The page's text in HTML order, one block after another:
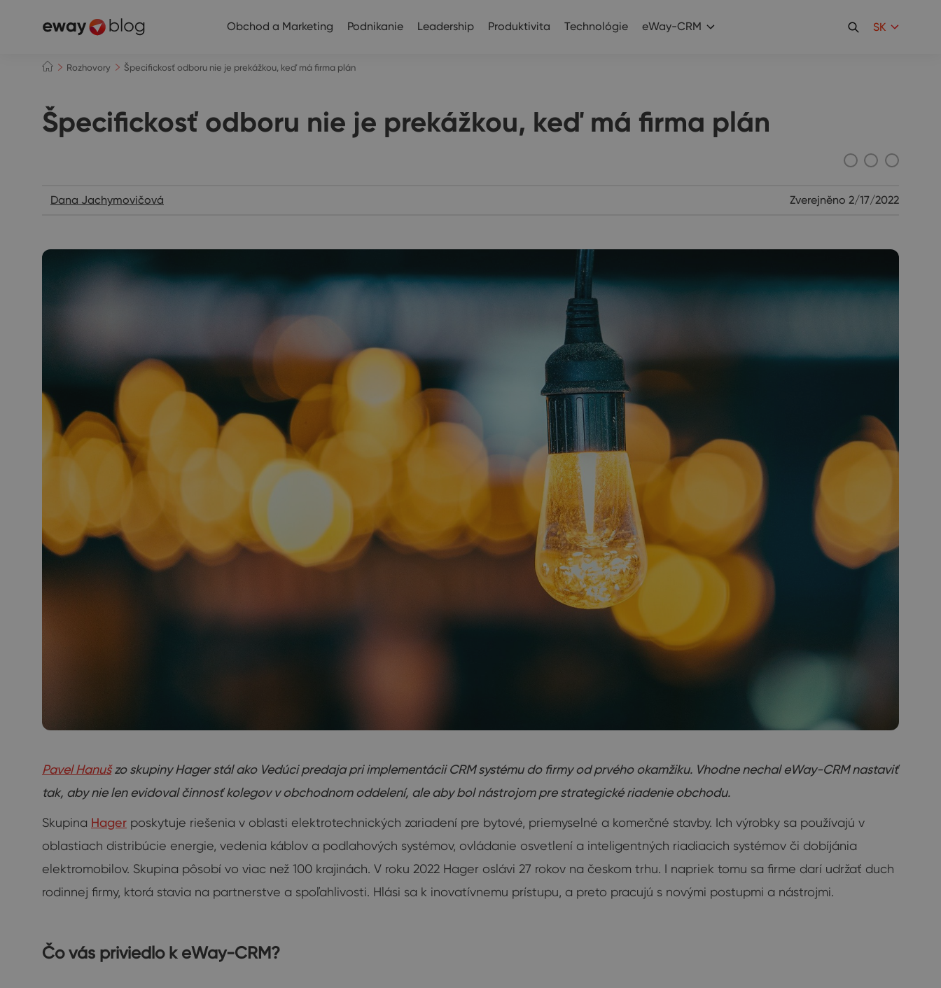
Obchod a Marketing Podnikanie Leadership Produktivita Technológie eWay-CRM SK
Rozhovory Špecifickosť odboru nie je prekážkou, keď má firma plán
Špecifickosť odboru nie je prekážkou, keď má firma plán
Dana Jachymovičová Zverejněno 2/17/2022
Pavel Hanušzo skupiny Hager stál ako Vedúci predaja pri implementácii CRM systému do firmy od prvého okamžiku. Vhodne nechal eWay-CRM nastaviť
tak, aby nie len evidoval činnosť kolegov v obchodnom oddelení, ale aby bol nástrojom pre strategické riadenie obchodu.
Skupina Hager poskytuje riešenia v oblasti elektrotechnických zariadení pre bytové, priemyselné a komerčné stavby. Ich výrobky sa používajú v
oblastiach distribúcie energie, vedenia káblov a podlahových systémov, ovládanie osvetlení a inteligentných riadiacich systémov či dobíjánia
elektromobilov. Skupina pôsobí vo viac než 100 krajinách. V roku 2022 Hager oslávi 27 rokov na českom trhu. I napriek tomu sa firme darí udržať duch
rodinnej firmy, ktorá stavia na partnerstve a spoľahlivosti. Hlási sa k inovatívnemu prístupu, a preto pracujú s novými postupmi a nástrojmi.
Čo vás priviedlo k eWay-CRM?